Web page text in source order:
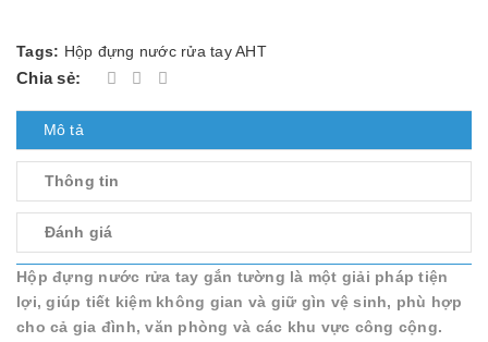
Tags: Hộp đựng nước rửa tay AHT
Chia sẻ:
Mô tả
Thông tin
Đánh giá
Hộp đựng nước rửa tay gắn tường là một giải pháp tiện
lợi, giúp tiết kiệm không gian và giữ gìn vệ sinh, phù hợp
cho cả gia đình, văn phòng và các khu vực công cộng.